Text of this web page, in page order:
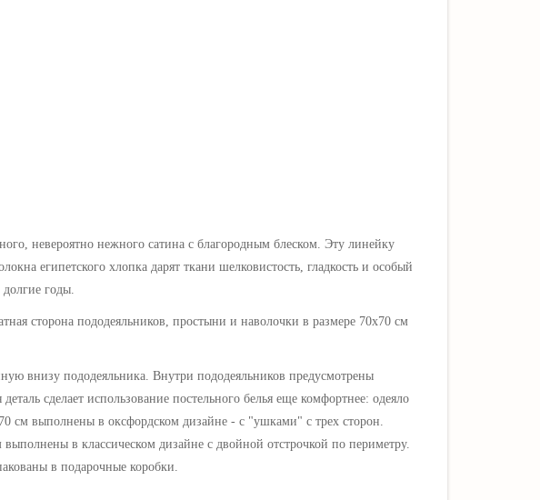
невероятно нежного сатина с благородным блеском. Эту линейку
египетского хлопка дарят ткани шелковистость, гладкость и особый
годы.
сторона пододеяльников, простыни и наволочки в размере 70х70 см
внизу пододеяльника. Внутри пододеяльников предусмотрены
сделает использование постельного белья еще комфортнее: одеяло
см выполнены в оксфордском дизайне - с "ушками" с трех сторон
в классическом дизайне с двойной отстрочкой по периметру.
в подарочные коробки.